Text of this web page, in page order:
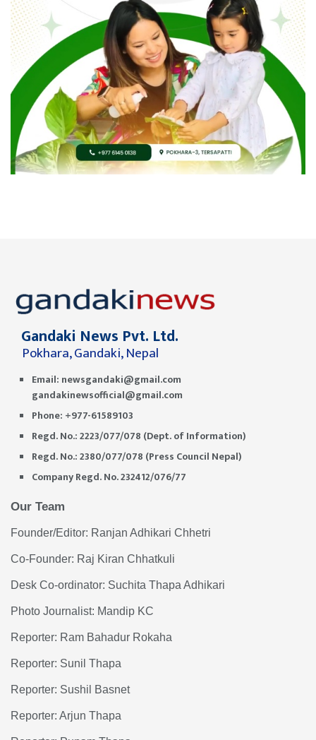
Gandaki News Pvt. Ltd.
Pokhara, Gandaki, Nepal
Email: newsgandaki@gmail.com
gandakinewsofficial@gmail.com
Phone: +977-61589103
Regd. No.: 2223/077/078 (Dept. of Information)
Regd. No.: 2380/077/078 (Press Council Nepal)
Company Regd. No. 232412/076/77
Our Team
Founder/Editor: Ranjan Adhikari Chhetri
Co-Founder: Raj Kiran Chhatkuli
Desk Co-ordinator: Suchita Thapa Adhikari
Photo Journalist: Mandip KC
Reporter: Ram Bahadur Rokaha
Reporter: Sunil Thapa
Reporter: Sushil Basnet
Reporter: Arjun Thapa